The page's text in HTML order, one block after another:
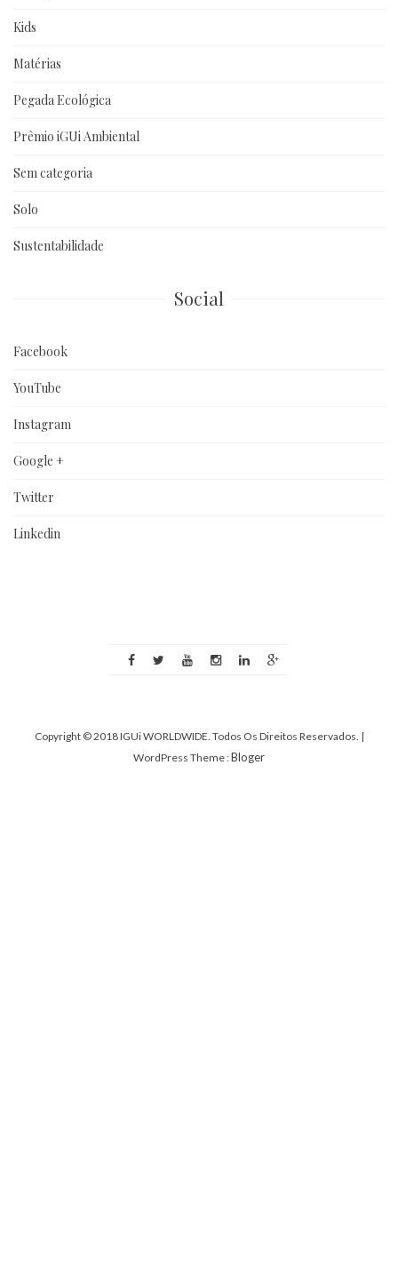
Kids
Matérias
Pegada Ecológica
Prêmio iGUi Ambiental
Sem categoria
Solo
Sustentabilidade
Social
Facebook
YouTube
Instagram
Google +
Twitter
Linkedin
Copyright © 2018 IGUi WORLDWIDE. Todos Os Direitos Reservados. |
WordPress Theme :Bloger